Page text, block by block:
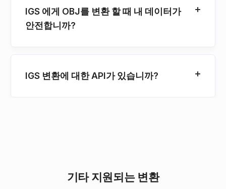
IGS 에게 OBJ를 변환 할 때 내 데이터가
안전합니까?
IGS 변환에 대한 API가 있습니까?
기타 지원되는 변환